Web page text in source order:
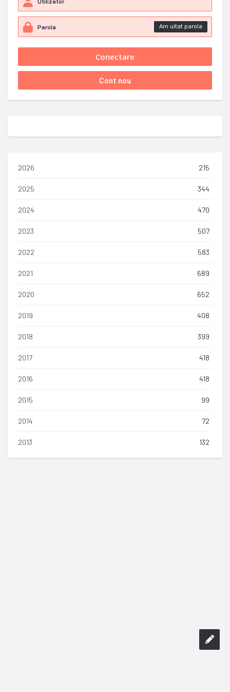
Am uitat parola
2026 215
2025 344
2024 470
2023 507
2022 583
2021 689
2020 652
2019 408
2018 399
2017 418
2016 418
2015 99
2014 72
2013 132